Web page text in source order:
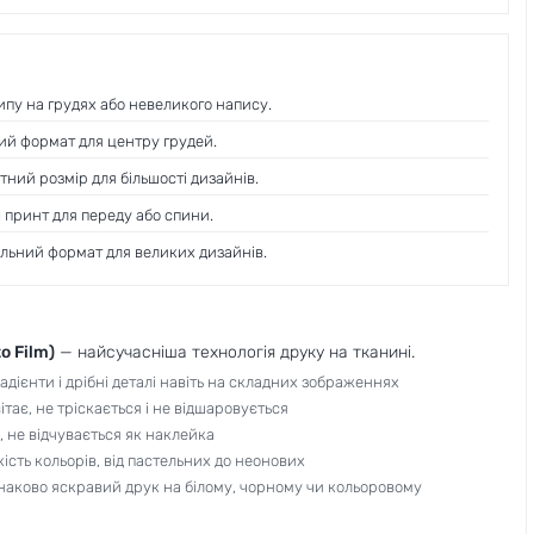
на грудях або невеликого напису.
формат для центру грудей.
розмір для більшості дизайнів.
для переду або спини.
формат для великих дизайнів.
Film) — найсучасніша технологія друку на тканині.
і дрібні деталі навіть на складних зображеннях
не тріскається і не відшаровується
відчувається як наклейка
кольорів, від пастельних до неонових
яскравий друк на білому, чорному чи кольоровому